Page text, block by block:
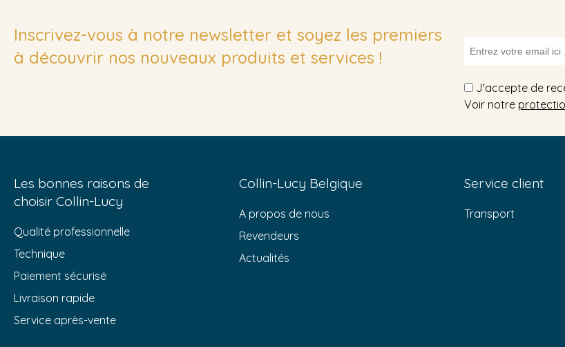
Inscrivez-vous à notre newsletter et soyez les premiers
à découvrir nos nouveaux produits et services !
J'accepte de
Voir notre
Les bonnes raisons de
choisir Collin-Lucy
Qualité professionnelle
Technique
Paiement sécurisé
Livraison rapide
Service après-vente
Collin-Lucy Belgique
A propos de nous
Revendeurs
Actualités
Service client
Transport